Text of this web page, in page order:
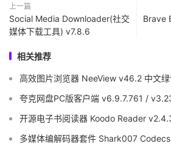
上一篇
Social Media Downloader(社交
媒体下载工具) v7.8.6
Brave
相关推荐
高效图片浏览器 NeeView v46.2 中文绿
夸克网盘PC版客户端 v6.9.7.761 /
开源电子书阅读器 Koodo Reader
多媒体编解码器套件 Shark007